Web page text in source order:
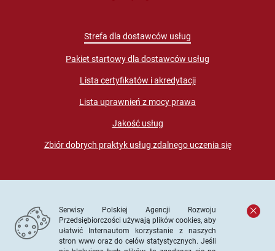
Strefa dla dostawców usług
Pakiet startowy dla dostawców usług
Lista certyfikatów i akredytacji
Lista uprawnień z mocy prawa
Jakość usług
Zbiór dobrych praktyk usług zdalnego uczenia się
© PARP. Wszelkie prawa zastrzeżone
Serwisy Polskiej Agencji Rozwoju
Przedsiębiorczości używają plików cookies, aby
ułatwić Internautom korzystanie z naszych
stron www oraz do celów statystycznych. Jeśli